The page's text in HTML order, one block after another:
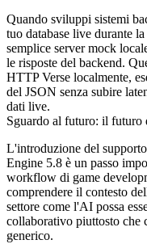
Quando sviluppi sistemi
tuo database live durante
semplice server mock
le risposte del backend.
HTTP Verse localmente,
del JSON senza subire
dati live.
Sguardo al futuro: il futuro
L'introduzione del
Engine 5.8 è un passo
workflow di game
comprendere il contesto
settore come l'AI possa
collaborativo piuttosto che
generico.